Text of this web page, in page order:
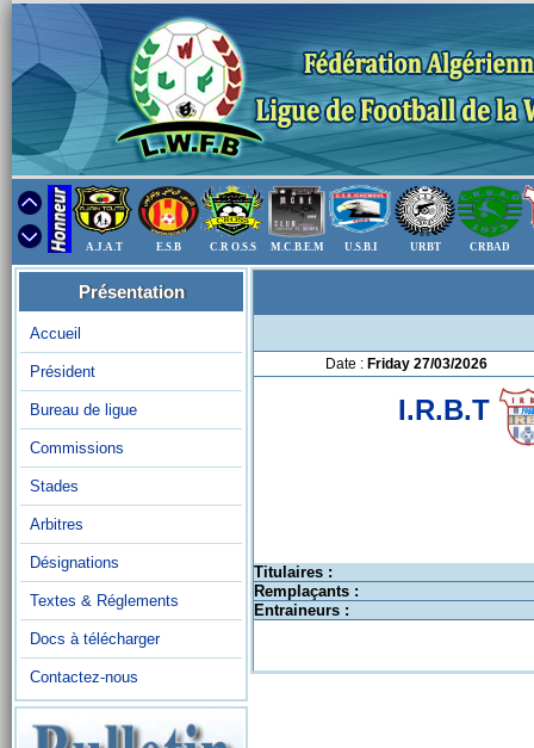
A.J.A.T E.S.B C.R O.S.S M.C.B.E.M U.S.B.I URBT CRBAD
Présentation
Accueil
Président
Bureau de ligue
Commissions
Stades
Arbitres
Désignations
Textes & Réglements
Docs à télécharger
Contactez-nous
Date : Friday 27/03/2026
I.R.B.T
Titulaires :
Remplaçants :
Entraineurs :